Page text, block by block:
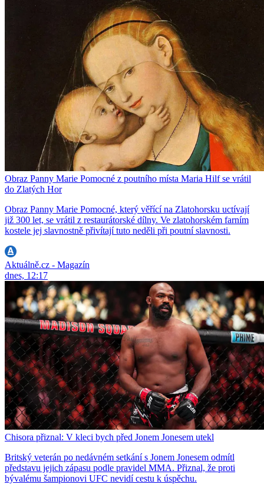
Obraz Panny Marie Pomocné z poutního místa Maria Hilf se vrátil
do Zlatých Hor
Obraz Panny Marie Pomocné, který věřící na Zlatohorsku uctívají
již 300 let, se vrátil z restaurátorské dílny. Ve zlatohorském farním
kostele jej slavnostně přivítají tuto neděli při poutní slavnosti.
Aktuálně.cz - Magazín
dnes, 12:17
Chisora přiznal: V kleci bych před Jonem Jonesem utekl
Britský veterán po nedávném setkání s Jonem Jonesem odmítl
představu jejich zápasu podle pravidel MMA. Přiznal, že proti
bývalému šampionovi UFC nevidí cestu k úspěchu.